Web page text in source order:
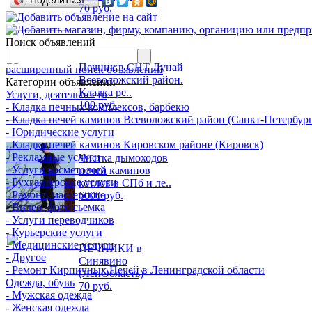
70 руб.
Печник в СНТ Дунай
Всеволожский район.
Кладка ре..
100 руб.
Чистка дымоходов
печей каминов
котлов в СПб и ле..
6000 руб.
ПЕЧНИКИ в
Синявино
(ЛенОбласть)
70 руб.
Поиск объявлений
расширенный поиск объявлений
Категории объявлений
Услуги, деятельность
- Кладка печных комплексов, барбекю
- Кладка печей каминов Всеволожский район (Санкт-
- Юридические услуги
- Кладка печей каминов Кировском районе (Кировск)
- Рекламные услуги
- Услуги косметолога
- Бухгалтерские услуги
- Ремонт, мастерские
- Видео, фото сьемка
- Услуги переводчиков
- Курьерские услуги
- Медицинские услуги
- Другое
- Ремонт Кирпичных Печей в Ленинградской области
Одежда, обувь
- Мужская одежда
- Женская одежда